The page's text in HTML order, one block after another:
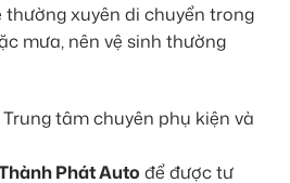
xuyên di chuyển trong
mưa, nên vệ sinh thường
Phát Auto để được tư